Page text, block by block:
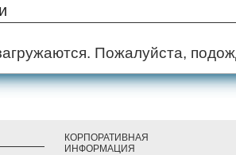
Пожалуйста,
КОРПОРАТИВНАЯ
ИНФОРМАЦИЯ